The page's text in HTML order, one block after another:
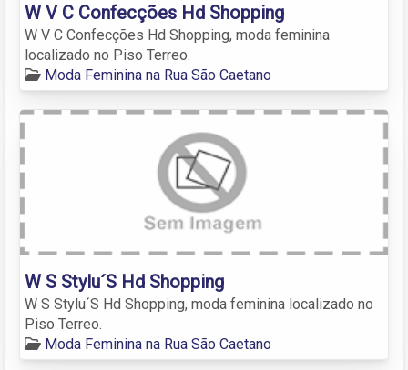
W V C Confecções Hd Shopping
W V C Confecções Hd Shopping, moda feminina
localizado no Piso Terreo.
Moda Feminina na Rua São Caetano
W S Stylu´S Hd Shopping
W S Stylu´S Hd Shopping, moda feminina localizado no
Piso Terreo.
Moda Feminina na Rua São Caetano